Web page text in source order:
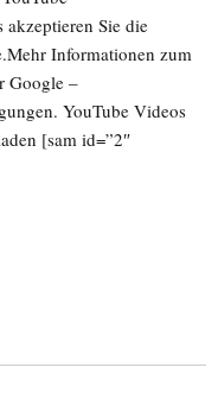
akzeptieren Sie die
Informationen zum
Google –
YouTube Videos
[sam id=”2″